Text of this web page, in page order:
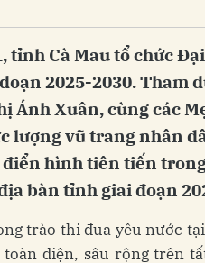
tỉnh Cà Mau tổ chức
2025-2030. Tham
Ánh Xuân, cùng các
lượng vũ trang nhân
hình tiên tiến
bàn tỉnh giai đoạn
trào thi đua yêu nước
diện, sâu rộng trên